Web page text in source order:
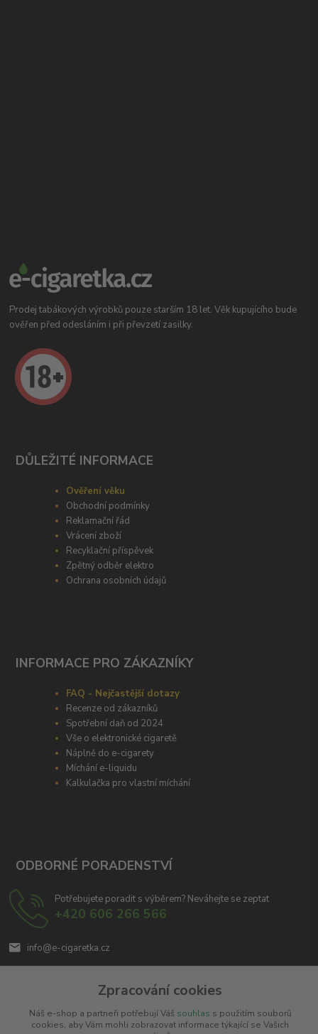
Prodej tabákových výrobků pouze starším 18 let. Věk kupujícího bude
ověřen před odesláním i při převzetí zasilky.
DŮLEŽITÉ INFORMACE
Ověření věku
Obchodní podmínky
Reklamační řád
Vrácení zboží
Recyklační příspěvek
Zpětný odběr elektro
Ochrana osobních údajů
INFORMACE PRO ZÁKAZNÍKY
FAQ - Nejčastější dotazy
Recenze od zákazníků
Spotřební daň od 2024
Vše o elektronické cigaretě
Náplně do e-cigarety
Míchání e-liquidu
Kalkulačka pro vlastní míchání
ODBORNÉ PORADENSTVÍ
Potřebujete poradit s výběrem? Neváhejte se zeptat
+420 606 266 566
info@e-cigaretka.cz
Zpracování cookies
Náš e-shop a partneři potřebují Váš souhlas s použitím souborů
cookies, aby Vám mohli zobrazovat informace týkající se Vašich